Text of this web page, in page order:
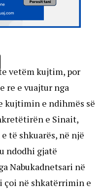
vetëm kujtim, por
re e vuajtur nga
kujtimin e ndihmës së
e Sinait,
të shkuarës, në një
ndodhi gjatë
Nabukadnetsari në
në shkatërrimin e